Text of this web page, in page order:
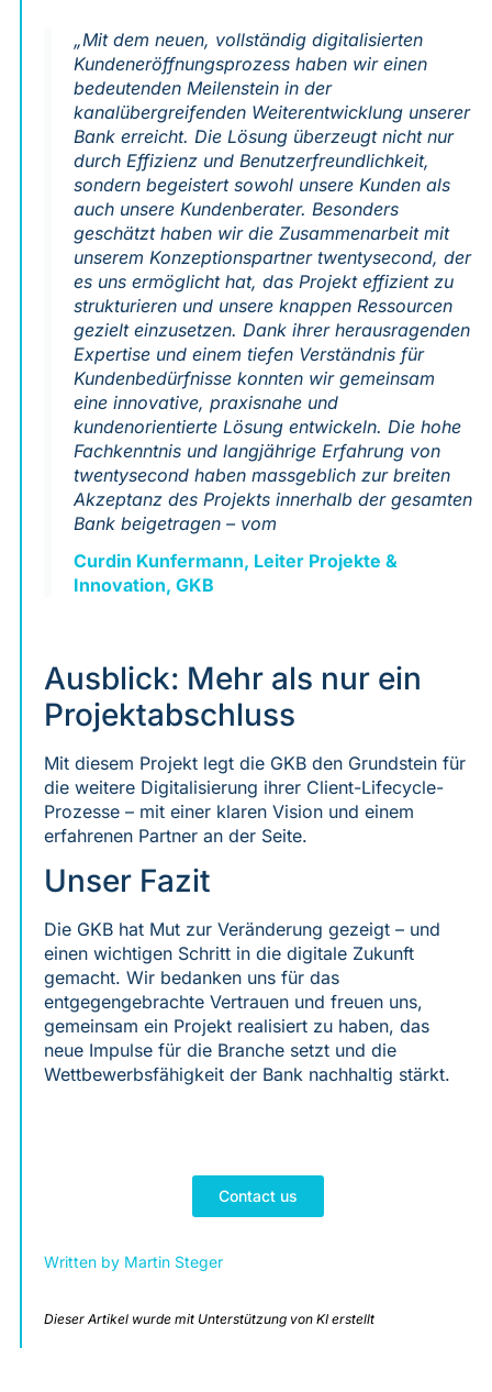
„Mit dem neuen, vollständig digitalisierten
Kundeneröffnungsprozess haben wir einen
bedeutenden Meilenstein in der
kanalübergreifenden Weiterentwicklung unserer
Bank erreicht. Die Lösung überzeugt nicht nur
durch Effizienz und Benutzerfreundlichkeit,
sondern begeistert sowohl unsere Kunden als
auch unsere Kundenberater. Besonders
geschätzt haben wir die Zusammenarbeit mit
unserem Konzeptionspartner twentysecond, der
es uns ermöglicht hat, das Projekt effizient zu
strukturieren und unsere knappen Ressourcen
gezielt einzusetzen. Dank ihrer herausragenden
Expertise und einem tiefen Verständnis für
Kundenbedürfnisse konnten wir gemeinsam
eine innovative, praxisnahe und
kundenorientierte Lösung entwickeln. Die hohe
Fachkenntnis und langjährige Erfahrung von
twentysecond haben massgeblich zur breiten
Akzeptanz des Projekts innerhalb der gesamten
Bank beigetragen – vom
Curdin Kunfermann, Leiter Projekte &
Innovation, GKB
Ausblick: Mehr als nur ein
Projektabschluss
Mit diesem Projekt legt die GKB den Grundstein für
die weitere Digitalisierung ihrer Client-Lifecycle-
Prozesse – mit einer klaren Vision und einem
erfahrenen Partner an der Seite.
Unser Fazit
Die GKB hat Mut zur Veränderung gezeigt – und
einen wichtigen Schritt in die digitale Zukunft
gemacht. Wir bedanken uns für das
entgegengebrachte Vertrauen und freuen uns,
gemeinsam ein Projekt realisiert zu haben, das
neue Impulse für die Branche setzt und die
Wettbewerbsfähigkeit der Bank nachhaltig stärkt.
Contact us
Written by Martin Steger
Dieser Artikel wurde mit Unterstützung von KI erstellt